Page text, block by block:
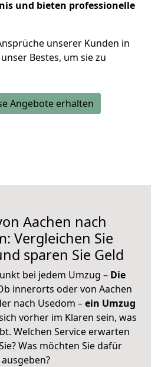
und bieten professionelle
unserer Kunden in
Bestes, um sie zu
Angebote erhalten
Aachen nach
Vergleichen Sie
sparen Sie Geld
bei jedem Umzug – Die
innerorts oder von Aachen
nach Usedom –ein Umzug
vorher im Klaren sein, was
Welchen Service erwarten
Was möchten Sie dafür
ausgeben?